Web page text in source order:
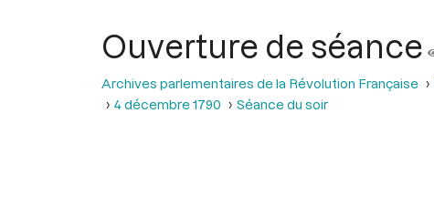
Ouverture de séance
Archives parlementaires de la Révolution Française
4 décembre 1790
Séance du soir